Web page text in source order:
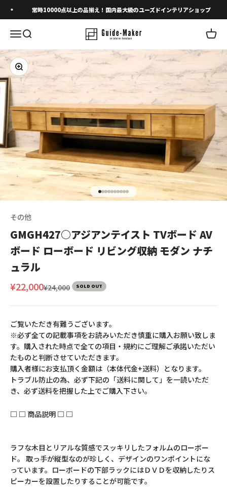
コンテンツへスキップ
常時10000点以上の品揃え！国内最大級のユーズドインテリアショップ
メニューを開く
検索を開く カー
ズームイン
I18n Error: Missing interpolation
I18n Error: Missing interpolation
I18n Error: Missing interpolation
I18n Error: Missing interpolation
I18n Error: Missing interpolation
I18n Error: Missing interpolation
I18n Error: Missing
I18n Error: Missing
I18n Error: Missing
I18n Error: Missing
その他
GMGH427○アジアンテイスト TVボード AV
ボード ローボード リビング収納 モダン ナチ
ュラル
セール価格
¥22,000通常価格
¥24,000 SOLD OUT
ご覧いただき有難うございます。
※必ず全ての記載事項をお読みいただき慎重に購入お願い致しま
す。購入された時点で全ての項目・規約にご理解ご承諾いただい
たものと判断させていただきます。
購入者様にお支払頂く金額は（本体代金+送料）となります。
トラブル防止の為、必ず下記の「送料に関して」を一読いただ
き、必ず送料を把握した上でご購入下さい。
□ □ 商品説明 □ □
ラフな木目とリアルな質感でスッキリしたフォルムのローボー
ド。 取っ手が縦型なのが珍しく、デザインのワンポイントにな
っています。ローボードの下部ラックにはＤＶＤを収納したりス
ピーカーを設置したりすることが可能です。